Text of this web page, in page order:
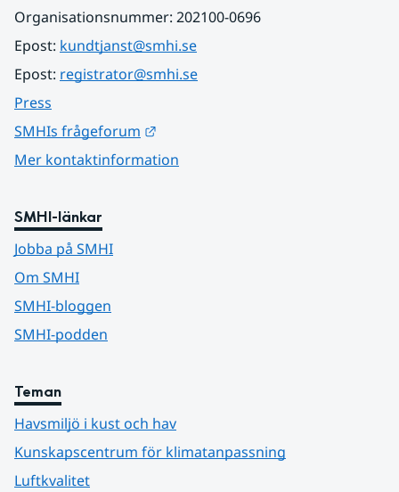
Organisationsnummer: 202100-0696
Epost: kundtjanst@smhi.se
Epost: registrator@smhi.se
Press
SMHIs frågeforum
Mer kontaktinformation
SMHI-länkar
Jobba på SMHI
Om SMHI
SMHI-bloggen
SMHI-podden
Teman
Havsmiljö i kust och hav
Kunskapscentrum för klimatanpassning
Luftkvalitet